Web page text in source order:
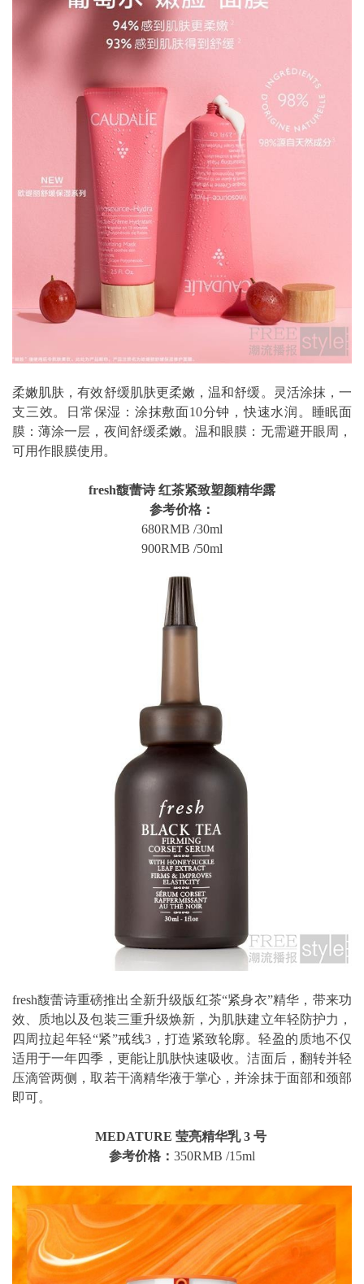
柔嫩肌肤，有效舒缓肌肤更柔嫩，温和舒缓。灵活涂抹，一
支三效。日常保湿：涂抹敷面10分钟，快速水润。睡眠面
膜：薄涂一层，夜间舒缓柔嫩。温和眼膜：无需避开眼周，
可用作眼膜使用。
fresh馥蕾诗 红茶紧致塑颜精华露
参考价格：
680RMB /30ml
900RMB /50ml
fresh馥蕾诗重磅推出全新升级版红茶“紧身衣”精华，带来功
效、质地以及包装三重升级焕新，为肌肤建立年轻防护力，
四周拉起年轻“紧”戒线3，打造紧致轮廓。轻盈的质地不仅
适用于一年四季，更能让肌肤快速吸收。洁面后，翻转并轻
压滴管两侧，取若干滴精华液于掌心，并涂抹于面部和颈部
即可。
MEDATURE 莹亮精华乳 3 号
参考价格： 350RMB /15ml